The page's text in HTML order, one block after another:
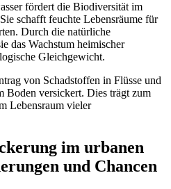
fördert die Biodiversität im
schafft feuchte Lebensräume für
Durch die natürliche
das Wachstum heimischer
Gleichgewicht.
von Schadstoffen in Flüsse und
Boden versickert. Dies trägt zum
Lebensraum vieler
im urbanen
und Chancen